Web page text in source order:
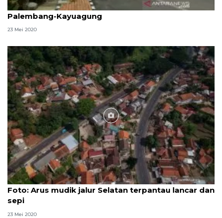
Ratusan kendaraan putar balik, gagal masuk tol
Palembang-Kayuagung
23 Mei 2020
Foto
Foto: Arus mudik jalur Selatan terpantau lancar dan
sepi
23 Mei 2020